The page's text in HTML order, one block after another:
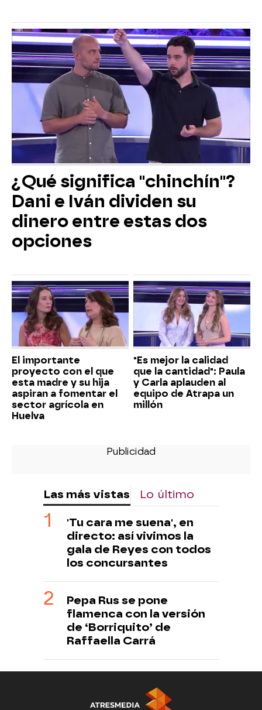
¿Qué significa "chinchín"?
Dani e Iván dividen su
dinero entre estas dos
opciones
El importante
proyecto con el que
esta madre y su hija
aspiran a fomentar el
sector agrícola en
Huelva
"Es mejor la calidad
que la cantidad": Paula
y Carla aplauden al
equipo de Atrapa un
millón
Las más vistas Lo último
'Tu cara me suena', en
directo: así vivimos la
gala de Reyes con todos
los concursantes
Pepa Rus se pone
flamenca con la versión
de ‘Borriquito’ de
Raffaella Carrá